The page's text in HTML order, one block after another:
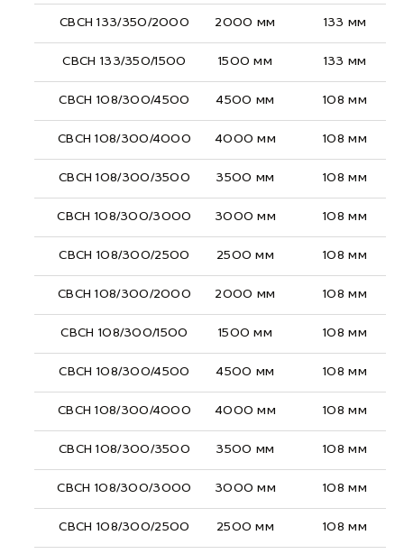
СВСН 133/350/2000 2000 мм 133 мм
СВСН 133/350/1500 1500 мм 133 мм
СВСН 108/300/4500 4500 мм 108 мм
СВСН 108/300/4000 4000 мм 108 мм
СВСН 108/300/3500 3500 мм 108 мм
СВСН 108/300/3000 3000 мм 108 мм
СВСН 108/300/2500 2500 мм 108 мм
СВСН 108/300/2000 2000 мм 108 мм
СВСН 108/300/1500 1500 мм 108 мм
СВСН 108/300/4500 4500 мм 108 мм
СВСН 108/300/4000 4000 мм 108 мм
СВСН 108/300/3500 3500 мм 108 мм
СВСН 108/300/3000 3000 мм 108 мм
СВСН 108/300/2500 2500 мм 108 мм